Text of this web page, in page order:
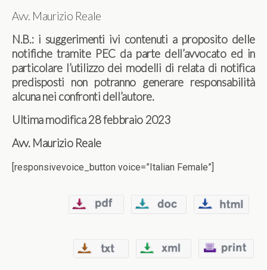
Avv. Maurizio Reale
N.B.: i suggerimenti ivi contenuti a proposito delle
notifiche tramite PEC da parte dell’avvocato ed in
particolare l’utilizzo dei modelli di relata di notifica
predisposti non potranno generare responsabilità
alcuna nei confronti dell’autore.
Ultima modifica 28 febbraio 2023
Avv. Maurizio Reale
[responsivevoice_button voice=”Italian Female”]